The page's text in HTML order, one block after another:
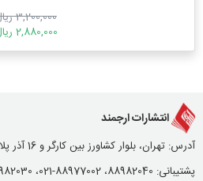
3,200,000 ریال
2,880,000 ریال
انتشارات ارجمند
آدرس: تهران، بلوار کشاورز بین کارگر و 16 آذر پلاک 292
پشتیبانی: 88982040، 88977002-021، 88982030-021، 88975190-021